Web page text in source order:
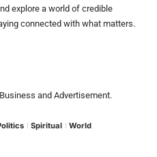
explore a world of credible
connected with what matters.
and Advertisement.
Spiritual World